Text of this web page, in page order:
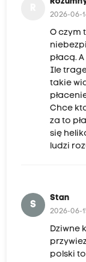
2026-06-
O czym
płacą.
Ile
takie
Chce
za to
się
ludzi
S
Stan
2026-06-
Dziwne
polski